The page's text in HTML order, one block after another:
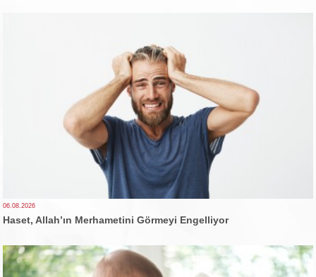
06.08.2026
Haset, Allah’ın Merhametini Görmeyi Engelliyor